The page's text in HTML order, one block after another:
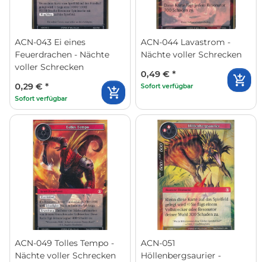
ACN-043 Ei eines
Feuerdrachen - Nächte
voller Schrecken
0,29 € *
Sofort verfügbar
ACN-044 Lavastrom -
Nächte voller Schrecken
0,49 € *
Sofort verfügbar
ACN-049 Tolles Tempo -
Nächte voller Schrecken
ACN-051
Höllenbergsaurier -